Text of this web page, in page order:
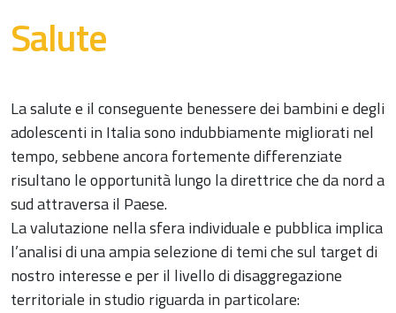
Salute
La salute e il conseguente benessere dei bambini e degli
adolescenti in Italia sono indubbiamente migliorati nel
tempo, sebbene ancora fortemente differenziate
risultano le opportunità lungo la direttrice che da nord a
sud attraversa il Paese.
La valutazione nella sfera individuale e pubblica implica
l’analisi di una ampia selezione di temi che sul target di
nostro interesse e per il livello di disaggregazione
territoriale in studio riguarda in particolare: